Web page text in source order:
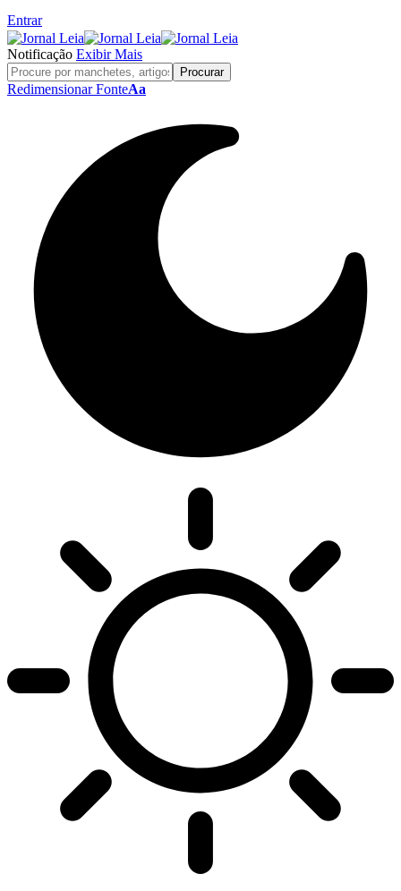
Entrar
Notificação Exibir Mais
Redimensionar FonteAa